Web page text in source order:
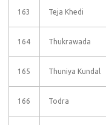
163 Teja Khedi
164 Thukrawada
165 Thuniya Kundal
166 Todra